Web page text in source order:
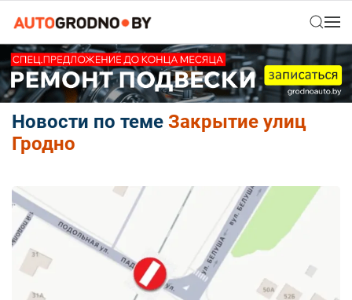
Новости по теме Закрытие улиц
Гродно